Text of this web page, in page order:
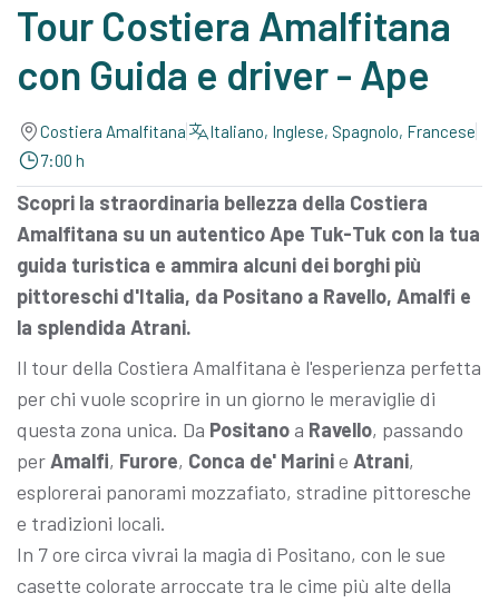
Tour Costiera Amalfitana
con Guida e driver - Ape
Costiera Amalfitana
Italiano, Inglese, Spagnolo, Francese
7:00 h
Scopri la straordinaria bellezza della Costiera
Amalfitana su un autentico Ape Tuk-Tuk con la tua
guida turistica e ammira alcuni dei borghi più
pittoreschi d'Italia, da Positano a Ravello, Amalfi e
la splendida Atrani.
Il tour della Costiera Amalfitana è l'esperienza perfetta
per chi vuole scoprire in un giorno le meraviglie di
questa zona unica. Da Positanoa Ravello, passando
per Amalfi, Furore, Conca de' Marinie Atrani,
esplorerai panorami mozzafiato, stradine pittoresche
e tradizioni locali.
In 7 ore circa vivrai la magia di Positano, con le sue
casette colorate arroccate tra le cime più alte della